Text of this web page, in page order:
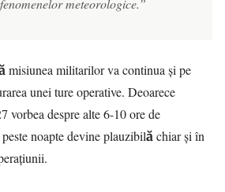
meteorologice.”
misiunea militarilor va continua și pe
unei ture operative. Deoarece
vorbea despre alte 6-10 ore de
noapte devine plauzibilă chiar și în